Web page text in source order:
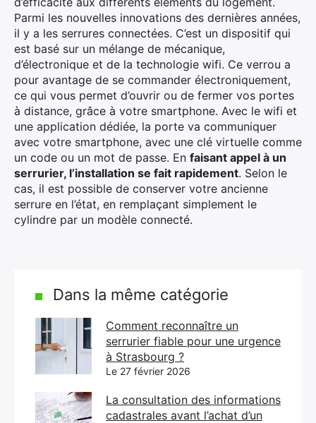
Parmi les nouvelles innovations des dernières années,
il y a les serrures connectées. C’est un dispositif qui
est basé sur un mélange de mécanique,
d’électronique et de la technologie wifi. Ce verrou a
pour avantage de se commander électroniquement,
ce qui vous permet d’ouvrir ou de fermer vos portes
à distance, grâce à votre smartphone. Avec le wifi et
une application dédiée, la porte va communiquer
avec votre smartphone, avec une clé virtuelle comme
un code ou un mot de passe. En faisant appel à un
serrurier, l’installation se fait rapidement. Selon le
cas, il est possible de conserver votre ancienne
serrure en l’état, en remplaçant simplement le
cylindre par un modèle connecté.
Dans la même catégorie
Comment reconnaître un
serrurier fiable pour une urgence
à Strasbourg ?
Le 27 février 2026
La consultation des informations
cadastrales avant l’achat d’un